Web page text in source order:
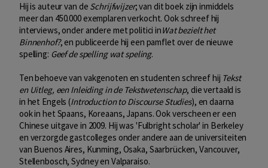
Hij is auteur van de Schrijfwijzer; van dit boek zijn inmiddels
meer dan 450.000 exemplaren verkocht. Ook schreef hij
interviews, onder andere met politici inWat bezielt het
Binnenhof?, en publiceerde hij een pamflet over de nieuwe
spelling: Geef de spelling wat speling.
Ten behoeve van vakgenoten en studenten schreef hij Tekst
en Uitleg, een Inleiding in de Tekstwetenschap, die vertaald is
in het Engels (Introduction to Discourse Studies), en daarna
ook in het Spaans, Koreaans, Japans. Ook verscheen er een
Chinese uitgave in 2009. Hij was 'Fulbright scholar' in Berkeley
en verzorgde gastcolleges onder andere aan de universiteiten
van Buenos Aires, Kunming, Osaka, Saarbrücken, Vancouver,
Stellenbosch, Sydney en Valparaiso.